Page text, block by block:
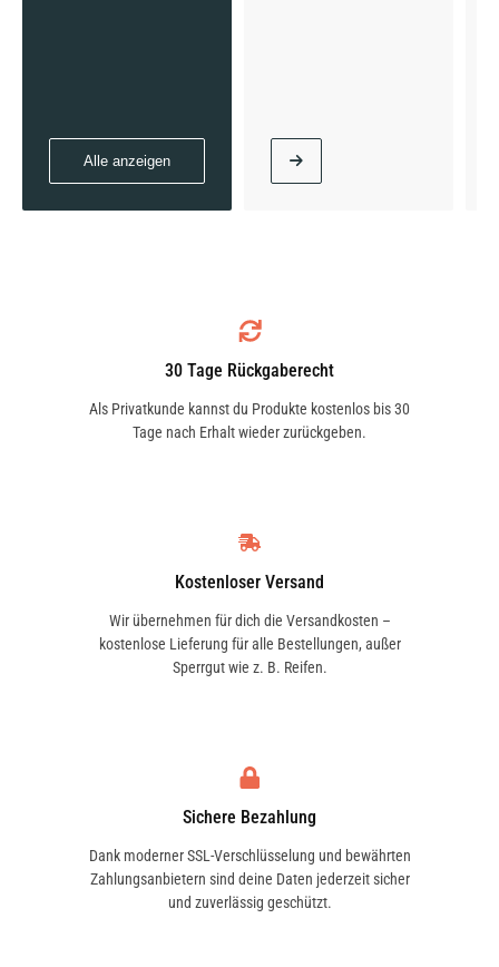
Alle anzeigen
30 Tage Rückgaberecht
Als Privatkunde kannst du Produkte kostenlos bis 30
Tage nach Erhalt wieder zurückgeben.
Kostenloser Versand
Wir übernehmen für dich die Versandkosten –
kostenlose Lieferung für alle Bestellungen, außer
Sperrgut wie z. B. Reifen.
Sichere Bezahlung
Dank moderner SSL-Verschlüsselung und bewährten
Zahlungsanbietern sind deine Daten jederzeit sicher
und zuverlässig geschützt.